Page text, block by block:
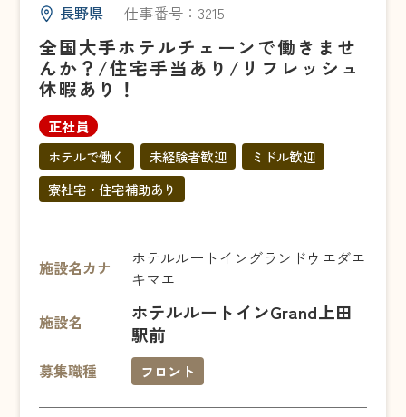
長野県 ｜ 仕事番号：3215
全国大手ホテルチェーンで働きませ
んか？/住宅手当あり/リフレッシュ
休暇あり！
正社員
ホテルで働く 未経験者歓迎
ミドル歓迎
寮社宅・住宅補助あり
施設名カナ
ホテルルートイングランドウエダエ
キマエ
施設名
ホテルルートインGrand上田
駅前
募集職種 フロント